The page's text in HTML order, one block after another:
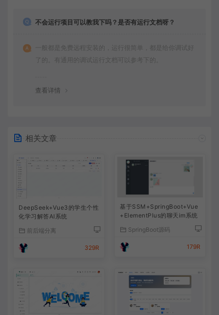
不会运行项目可以教我下吗？是否有运行文档呀？
一般都是免费远程安装的，运行很简单，都是给你调试好
了的。有通用的调试运行文档可以参考下的。
查看详情
相关文章
DeepSeek+Vue3的学生个性
化学习解答AI系统
前后端分离
329R
基于SSM+SpringBoot+Vue
+ElementPlus的聊天im系统
SpringBoot源码
179R